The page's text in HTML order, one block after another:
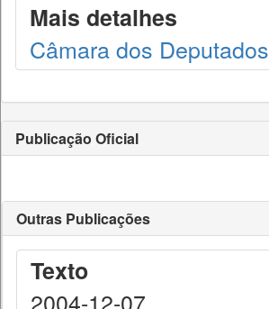
Mais detalhes
Câmara dos Deputados
Publicação Oficial
Outras Publicações
Texto
2004-12-07